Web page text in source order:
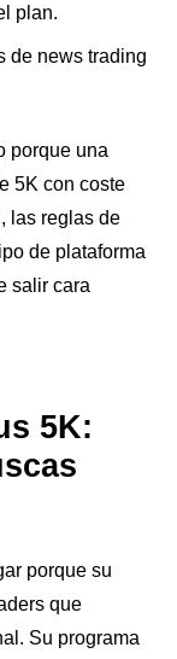
plan.
de news trading
porque una
5K con coste
las reglas de
de plataforma
salir cara
5K:
porque su
que
Su programa